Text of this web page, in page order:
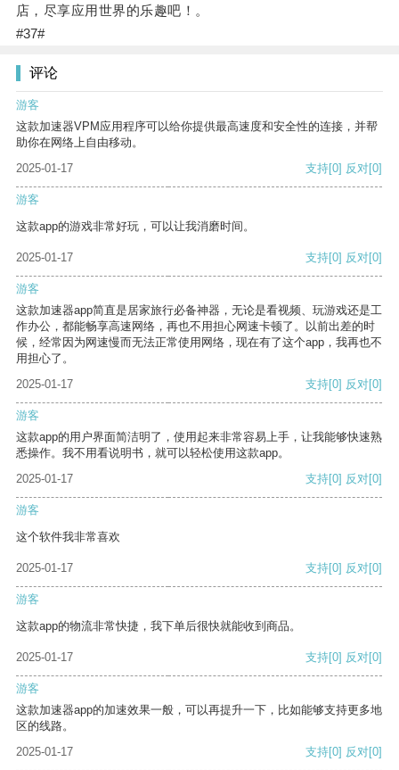
店，尽享应用世界的乐趣吧！。
#37#
评论
游客
这款加速器VPM应用程序可以给你提供最高速度和安全性的连接，并帮
助你在网络上自由移动。
2025-01-17
支持[0] 反对[0]
游客
这款app的游戏非常好玩，可以让我消磨时间。
2025-01-17 支持[0] 反对[0]
游客
这款加速器app简直是居家旅行必备神器，无论是看视频、玩游戏还是工
作办公，都能畅享高速网络，再也不用担心网速卡顿了。以前出差的时
候，经常因为网速慢而无法正常使用网络，现在有了这个app，我再也不
用担心了。
2025-01-17
支持[0] 反对[0]
游客
这款app的用户界面简洁明了，使用起来非常容易上手，让我能够快速熟
悉操作。我不用看说明书，就可以轻松使用这款app。
2025-01-17
支持[0] 反对[0]
游客
这个软件我非常喜欢
2025-01-17 支持[0] 反对[0]
游客
这款app的物流非常快捷，我下单后很快就能收到商品。
2025-01-17 支持[0] 反对[0]
游客
这款加速器app的加速效果一般，可以再提升一下，比如能够支持更多地
区的线路。
2025-01-17
支持[0] 反对[0]